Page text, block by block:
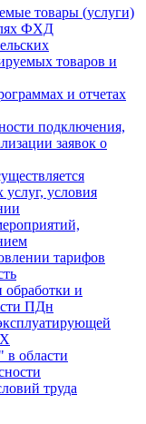
товары (услуги)
ФХД
товаров и
и отчетах
подключения,
заявок о
услуг, условия
тарифов
и
ПДн
в области
труда